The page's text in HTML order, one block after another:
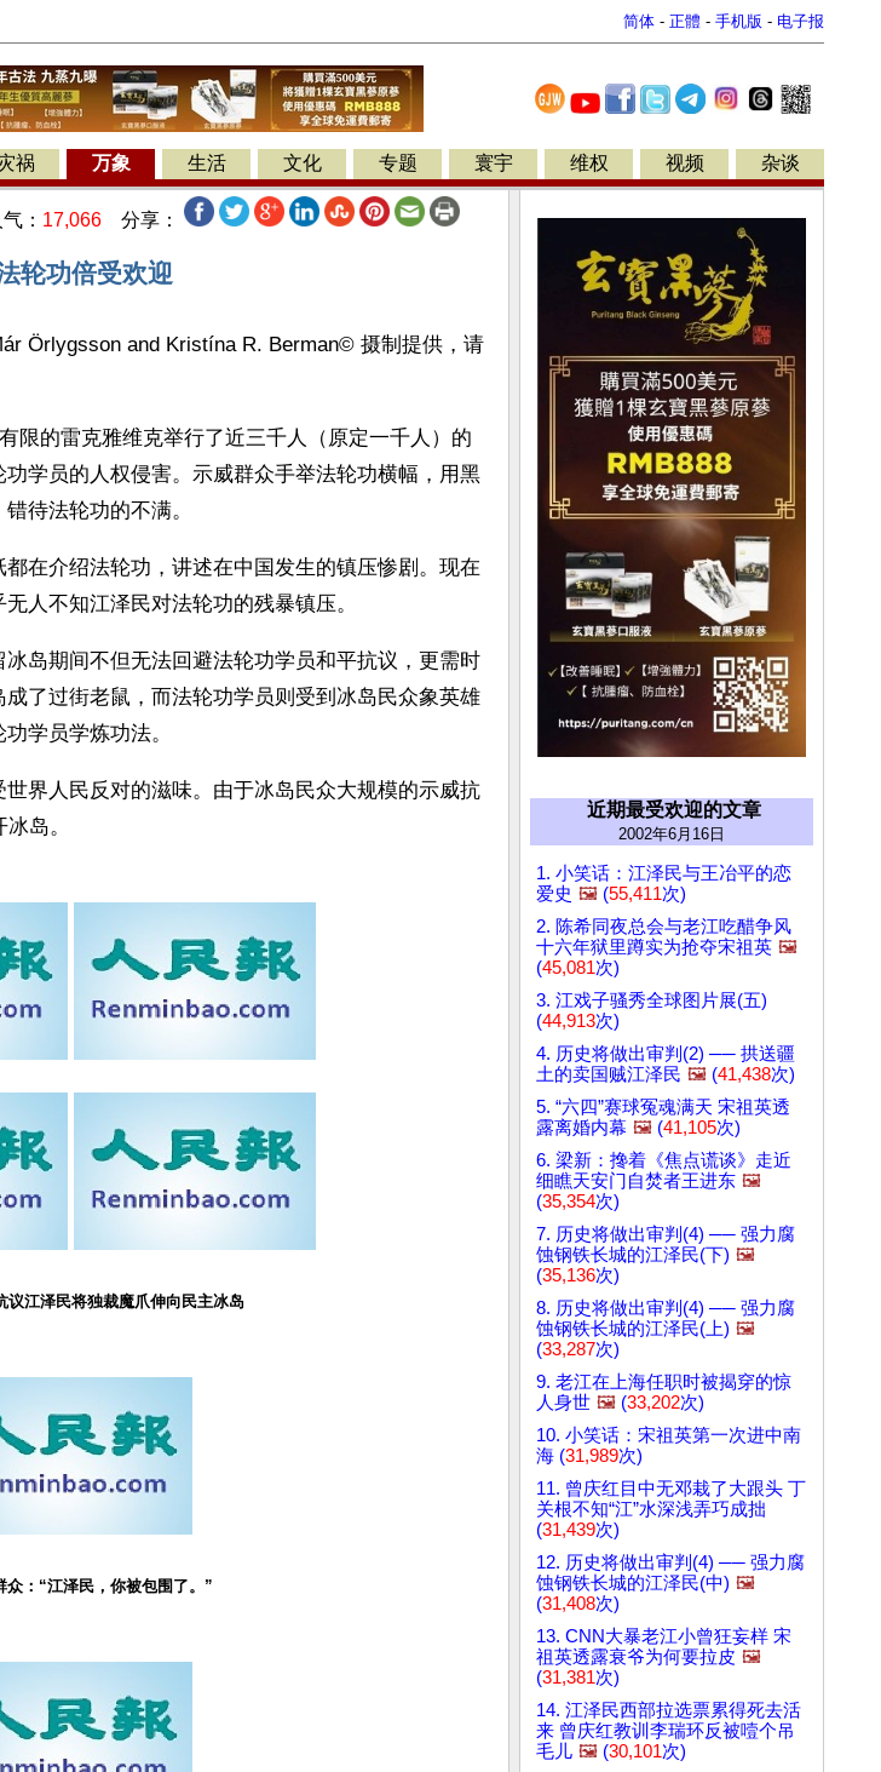
简体 - 正體 - 手机版 - 电子报
祸 万象 生活 文化 专题 寰宇 维权 视频 杂谈
： 17,066 分享：
轮功倍受欢迎
Örlygsson and Kristína R. Berman© 摄制提供，请
限的雷克雅维克举行了近三千人（原定一千人）的
学员的人权侵害。示威群众手举法轮功横幅，用黑
待法轮功的不满。
在介绍法轮功，讲述在中国发生的镇压惨剧。现在
人不知江泽民对法轮功的残暴镇压。
岛期间不但无法回避法轮功学员和平抗议，更需时
了过街老鼠，而法轮功学员则受到冰岛民众象英雄
学员学炼功法。
界人民反对的滋味。由于冰岛民众大规模的示威抗
岛。
议江泽民将独裁魔爪伸向民主冰岛
众：“江泽民，你被包围了。”
近期最受欢迎的文章
2002年6月16日
1. 小笑话：江泽民与王冶平的恋
爱史 🖼️ (55,411次)
2. 陈希同夜总会与老江吃醋争风
十六年狱里蹲实为抢夺宋祖英 🖼️
(45,081次)
3. 江戏子骚秀全球图片展(五)
(44,913次)
4. 历史将做出审判(2) ── 拱送疆
土的卖国贼江泽民 🖼️ (41,438次)
5. “六四”赛球冤魂满天 宋祖英透
露离婚内幕 🖼️ (41,105次)
6. 梁新：搀着《焦点谎谈》走近
细瞧天安门自焚者王进东 🖼️
(35,354次)
7. 历史将做出审判(4) ── 强力腐
蚀钢铁长城的江泽民(下) 🖼️
(35,136次)
8. 历史将做出审判(4) ── 强力腐
蚀钢铁长城的江泽民(上) 🖼️
(33,287次)
9. 老江在上海任职时被揭穿的惊
人身世 🖼️ (33,202次)
10. 小笑话：宋祖英第一次进中南
海 (31,989次)
11. 曾庆红目中无邓栽了大跟头 丁
关根不知“江”水深浅弄巧成拙
(31,439次)
12. 历史将做出审判(4) ── 强力腐
蚀钢铁长城的江泽民(中) 🖼️
(31,408次)
13. CNN大暴老江小曾狂妄样 宋
祖英透露衰爷为何要拉皮 🖼️
(31,381次)
14. 江泽民西部拉选票累得死去活
来 曾庆红教训李瑞环反被噎个吊
毛儿 🖼️ (30,101次)